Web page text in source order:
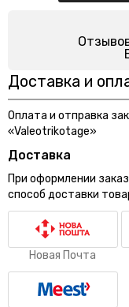
Доставка и
Оплата и отправка
«Valeotrikotage»
Доставка
При оформлении
способ доставки
Новая Почта